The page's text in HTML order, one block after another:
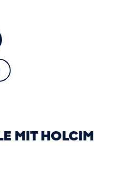
MIT HOLCIM